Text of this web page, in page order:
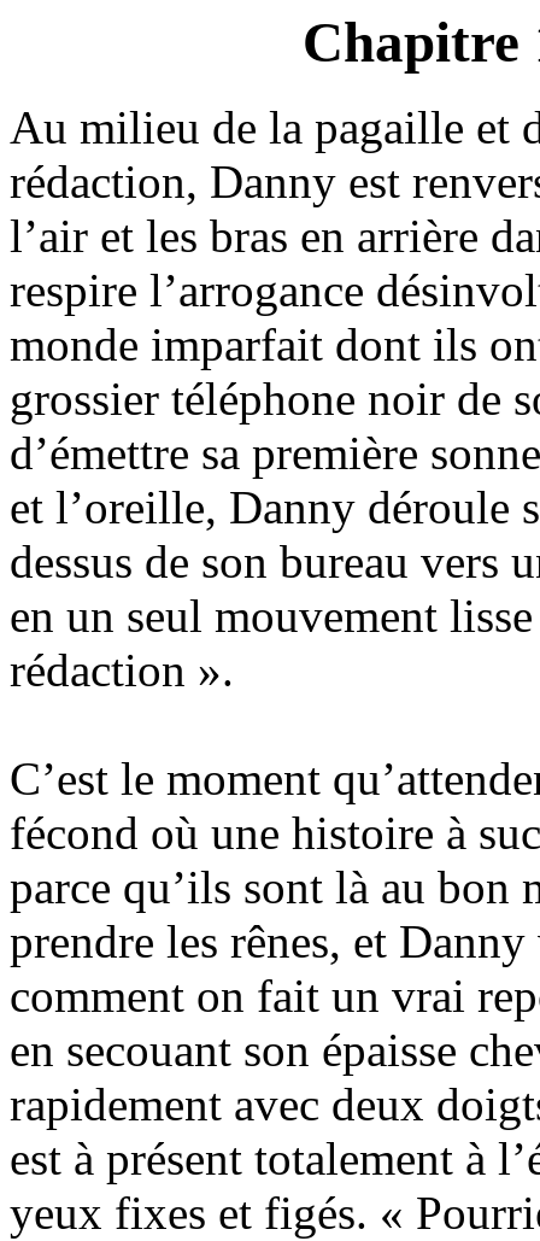
Chapitre
Au milieu de la pagaille et
rédaction, Danny est
l’air et les bras en arrière
respire l’arrogance
monde imparfait dont ils
grossier téléphone noir de
d’émettre sa première
et l’oreille, Danny déroule
dessus de son bureau vers
en un seul mouvement
rédaction ».
C’est le moment
fécond où une histoire à
parce qu’ils sont là au
prendre les rênes, et
comment on fait un vrai
en secouant son épaisse
rapidement avec deux
est à présent totalement à
yeux fixes et figés. «